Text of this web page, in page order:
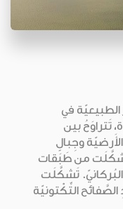
في
تَتراوَحُ بين
وجِبالٍ
من طَبَقات
تَشكَّلَت
التِّكْتونيّة